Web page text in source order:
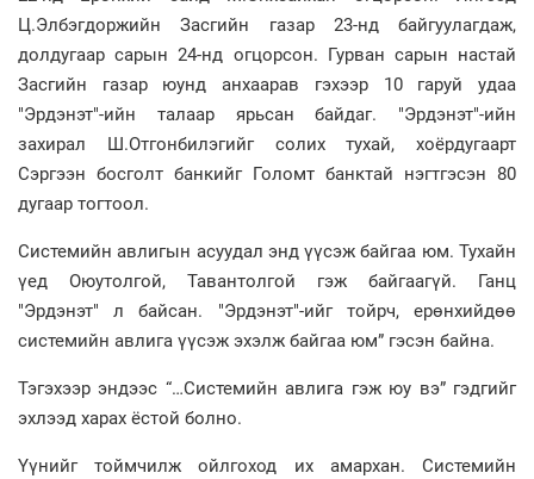
Ц.Элбэгдоржийн Засгийн газар 23-нд байгуулагдаж,
долдугаар сарын 24-нд огцорсон. Гурван сарын настай
Засгийн газар юунд анхаарав гэхээр 10 гаруй удаа
"Эрдэнэт"-ийн талаар ярьсан байдаг. "Эрдэнэт"-ийн
захирал Ш.Отгонбилэгийг солих тухай, хоёрдугаарт
Сэргээн босголт банкийг Голомт банктай нэгтгэсэн 80
дугаар тогтоол.
Системийн авлигын асуудал энд үүсэж байгаа юм. Тухайн
үед Оюутолгой, Тавантолгой гэж байгаагүй. Ганц
"Эрдэнэт" л байсан. "Эрдэнэт"-ийг тойрч, ерөнхийдөө
системийн авлига үүсэж эхэлж байгаа юм” гэсэн байна.
Тэгэхээр эндээс “…Системийн авлига гэж юу вэ” гэдгийг
эхлээд харах ёстой болно.
Үүнийг тоймчилж ойлгоход их амархан. Системийн